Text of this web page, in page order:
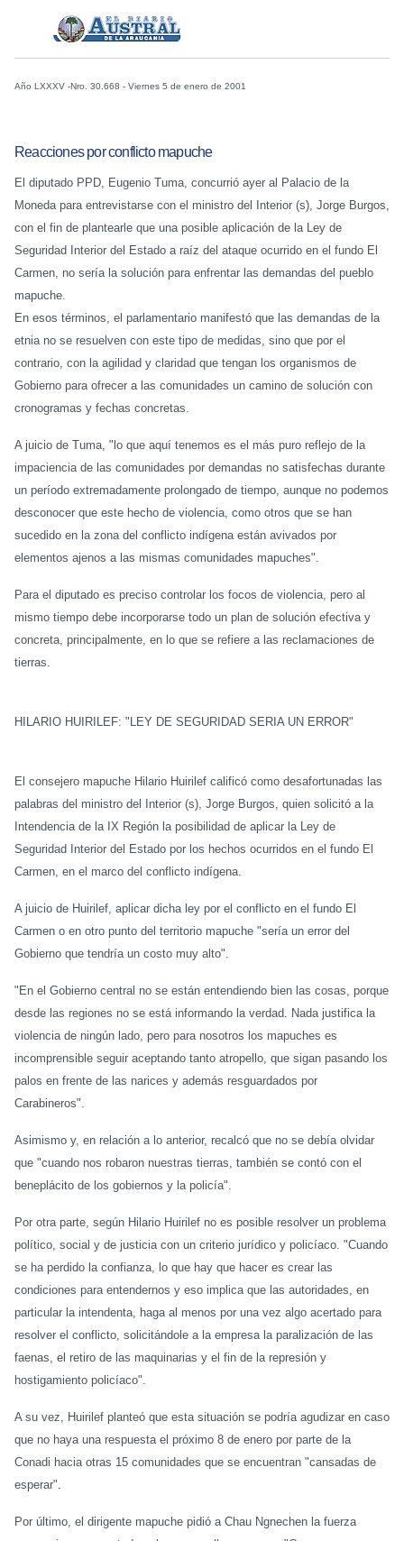
Año LXXXV -Nro. 30.668 - Viernes 5 de enero de 2001
Reacciones por conflicto mapuche
El diputado PPD, Eugenio Tuma, concurrió ayer al Palacio de la
Moneda para entrevistarse con el ministro del Interior (s), Jorge Burgos,
con el fin de plantearle que una posible aplicación de la Ley de
Seguridad Interior del Estado a raíz del ataque ocurrido en el fundo El
Carmen, no sería la solución para enfrentar las demandas del pueblo
mapuche.
En esos términos, el parlamentario manifestó que las demandas de la
etnia no se resuelven con este tipo de medidas, sino que por el
contrario, con la agilidad y claridad que tengan los organismos de
Gobierno para ofrecer a las comunidades un camino de solución con
cronogramas y fechas concretas.
A juicio de Tuma, "lo que aquí tenemos es el más puro reflejo de la
impaciencia de las comunidades por demandas no satisfechas durante
un período extremadamente prolongado de tiempo, aunque no podemos
desconocer que este hecho de violencia, como otros que se han
sucedido en la zona del conflicto indígena están avivados por
elementos ajenos a las mismas comunidades mapuches".
Para el diputado es preciso controlar los focos de violencia, pero al
mismo tiempo debe incorporarse todo un plan de solución efectiva y
concreta, principalmente, en lo que se refiere a las reclamaciones de
tierras.
HILARIO HUIRILEF: "LEY DE SEGURIDAD SERIA UN ERROR"
El consejero mapuche Hilario Huirilef calificó como desafortunadas las
palabras del ministro del Interior (s), Jorge Burgos, quien solicitó a la
Intendencia de la IX Región la posibilidad de aplicar la Ley de
Seguridad Interior del Estado por los hechos ocurridos en el fundo El
Carmen, en el marco del conflicto indígena.
A juicio de Huirilef, aplicar dicha ley por el conflicto en el fundo El
Carmen o en otro punto del territorio mapuche "sería un error del
Gobierno que tendría un costo muy alto".
"En el Gobierno central no se están entendiendo bien las cosas, porque
desde las regiones no se está informando la verdad. Nada justifica la
violencia de ningún lado, pero para nosotros los mapuches es
incomprensible seguir aceptando tanto atropello, que sigan pasando los
palos en frente de las narices y además resguardados por
Carabineros".
Asimismo y, en relación a lo anterior, recalcó que no se debía olvidar
que "cuando nos robaron nuestras tierras, también se contó con el
beneplácito de los gobiernos y la policía".
Por otra parte, según Hilario Huirilef no es posible resolver un problema
político, social y de justicia con un criterio jurídico y policíaco. "Cuando
se ha perdido la confianza, lo que hay que hacer es crear las
condiciones para entendernos y eso implica que las autoridades, en
particular la intendenta, haga al menos por una vez algo acertado para
resolver el conflicto, solicitándole a la empresa la paralización de las
faenas, el retiro de las maquinarias y el fin de la represión y
hostigamiento policíaco".
A su vez, Huirilef planteó que esta situación se podría agudizar en caso
que no haya una respuesta el próximo 8 de enero por parte de la
Conadi hacia otras 15 comunidades que se encuentran "cansadas de
esperar".
Por último, el dirigente mapuche pidió a Chau Ngnechen la fuerza